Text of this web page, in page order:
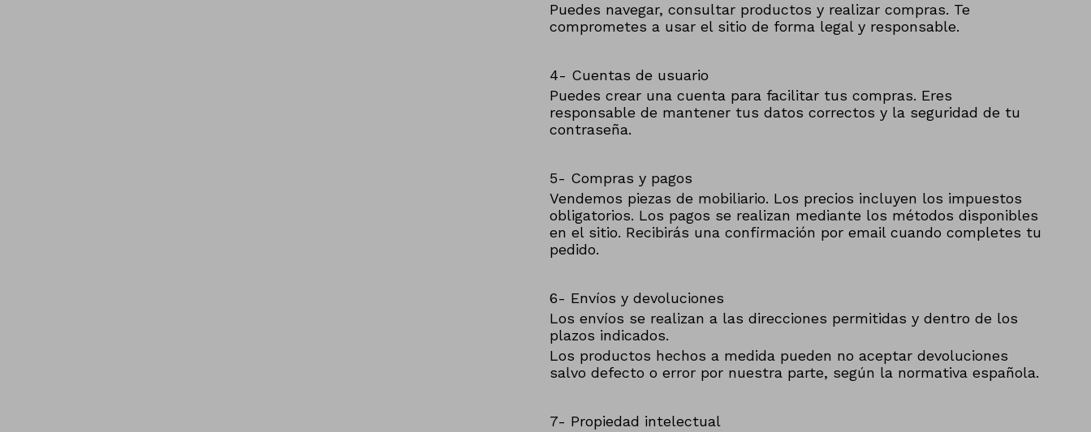
Puedes navegar, consultar productos y realizar compras. Te
comprometes a usar el sitio de forma legal y responsable.
4- Cuentas de usuario
Puedes crear una cuenta para facilitar tus compras. Eres
responsable de mantener tus datos correctos y la seguridad de tu
contraseña.
5- Compras y pagos
Vendemos piezas de mobiliario. Los precios incluyen los impuestos
obligatorios. Los pagos se realizan mediante los métodos disponibles
en el sitio. Recibirás una confirmación por email cuando completes tu
pedido.
6- Envíos y devoluciones
Los envíos se realizan a las direcciones permitidas y dentro de los
plazos indicados.
Los productos hechos a medida pueden no aceptar devoluciones
salvo defecto o error por nuestra parte, según la normativa española.
7- Propiedad intelectual